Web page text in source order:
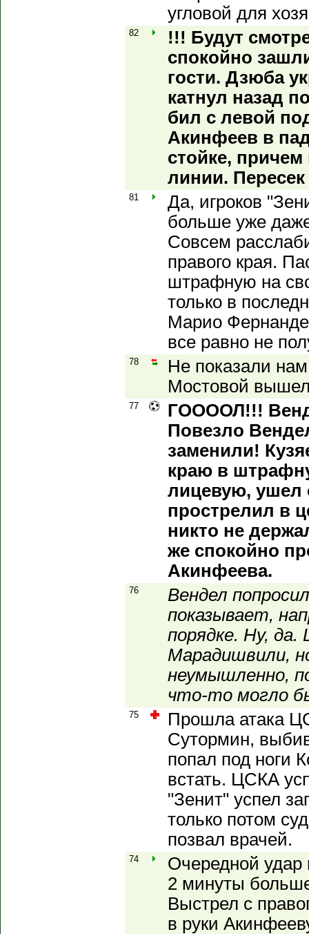
угловой для
82
!!! Будут
спокойно
гости. Дзюба
катнул назад
бил с левой
Акинфеев в
стойке, причем
линии.
81
Да, игроков
больше уже
Совсем
правого края.
штрафную на
только в
Марио
все равно не
78
Не показали
Мостовой
77
ГООООЛ!!!
Повезло
заменили!
краю в
лицевую, ушел
прострелил в
никто не
же спокойно
Акинфеева.
76
Вендел
показывает,
порядке. Ну,
Марадишвили,
неумышленно,
что-то могло
75
Прошла атака
Сутормин,
попал под ноги
встать. ЦСКА
"Зенит" успел
только потом
позвал врачей.
74
Очередной удар
2 минуты
Выстрел с
в руки